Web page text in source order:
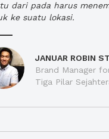
dari pada harus
ke suatu lokasi.
JANUAR ROBIN
Brand Manager
Tiga Pilar